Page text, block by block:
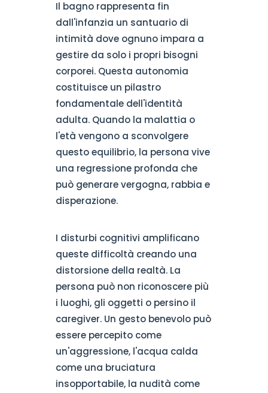
Il bagno rappresenta fin
dall'infanzia un santuario di
intimità dove ognuno impara a
gestire da solo i propri bisogni
corporei. Questa autonomia
costituisce un pilastro
fondamentale dell'identità
adulta. Quando la malattia o
l'età vengono a sconvolgere
questo equilibrio, la persona vive
una regressione profonda che
può generare vergogna, rabbia e
disperazione.
I disturbi cognitivi amplificano
queste difficoltà creando una
distorsione della realtà. La
persona può non riconoscere più
i luoghi, gli oggetti o persino il
caregiver. Un gesto benevolo può
essere percepito come
un'aggressione, l'acqua calda
come una bruciatura
insopportabile, la nudità come